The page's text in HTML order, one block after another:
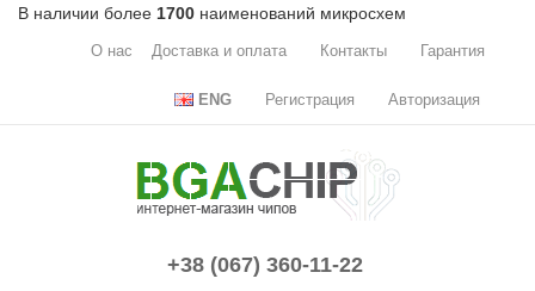
В наличии более 1700 наименований микросхем
О нас Доставка и оплата Контакты Гарантия
ENG Регистрация Авторизация
+38 (067) 360-11-22